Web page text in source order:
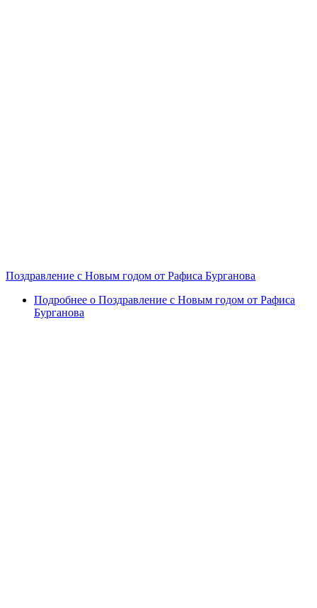
Поздравление с Новым годом от Рафиса Бурганова
Подробнее о Поздравление с Новым годом от Рафиса
Бурганова